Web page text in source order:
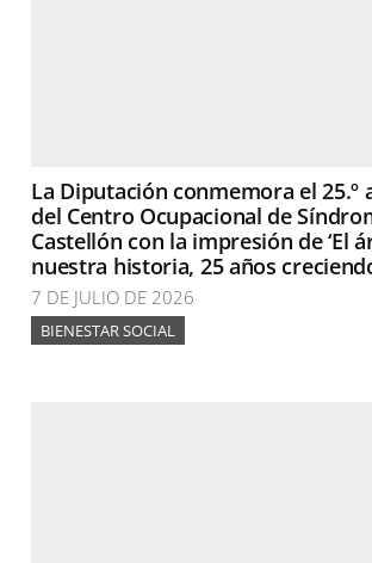
La Diputación conmemora el 25.º
del Centro Ocupacional de
Castellón con la impresión de ‘El
nuestra historia, 25 años
7 DE JULIO DE 2026
BIENESTAR SOCIAL